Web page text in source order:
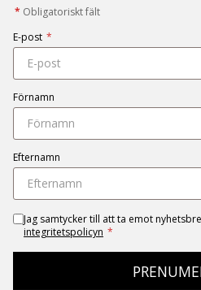
* Obligatoriskt fält
E-post *
Förnamn
Efternamn
Jag samtycker till att ta emot
integritetspolicyn *